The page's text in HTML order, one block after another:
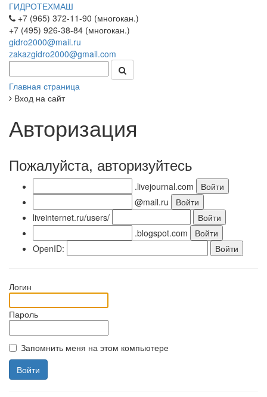
ГИДРОТЕХМАШ
+7 (965) 372-11-90 (многокан.)
+7 (495) 926-38-84 (многокан.)
gidro2000@mail.ru
zakazgidro2000@gmail.com
Главная страница
Вход на сайт
Авторизация
Пожалуйста, авторизуйтесь
.livejournal.com
@mail.ru
liveinternet.ru/users/
.blogspot.com
OpenID:
Логин
Пароль
Запомнить меня на этом компьютере